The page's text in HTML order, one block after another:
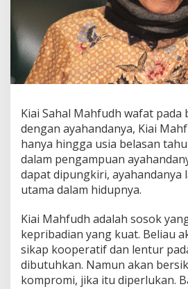
Kiai Sahal Mahfudh wafat pada
dengan ayahandanya, Kiai
hanya hingga usia belasan
dalam pengampuan
dapat dipungkiri, ayahandanya
utama dalam hidupnya.
Kiai Mahfudh adalah sosok
kepribadian yang kuat. Beliau
sikap kooperatif dan lentur
dibutuhkan. Namun akan
kompromi, jika itu diperlukan.